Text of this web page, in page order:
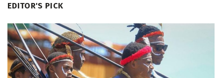
EDITOR'S PICK